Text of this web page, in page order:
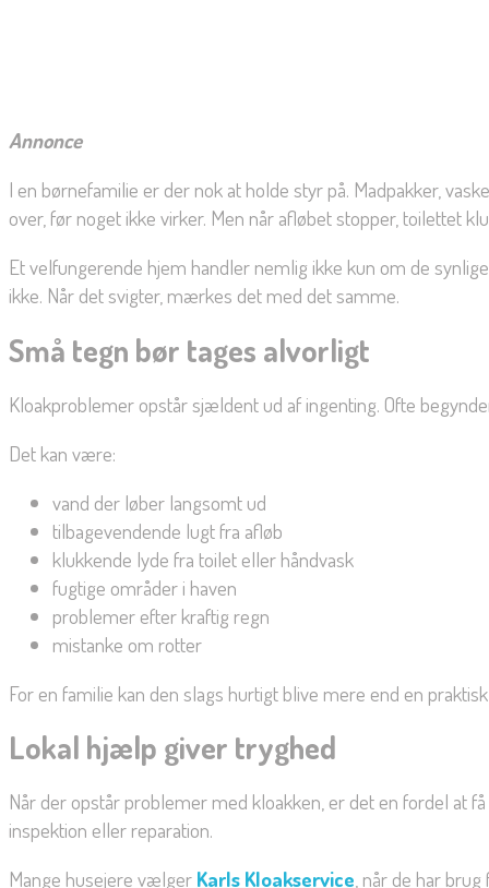
Annonce
I en børnefamilie er der nok at holde styr på. Madpakker,
over, før noget ikke virker. Men når afløbet stopper, toilettet
Et velfungerende hjem handler nemlig ikke kun om de
ikke. Når det svigter, mærkes det med det samme.
Små tegn bør tages alvorligt
Kloakproblemer opstår sjældent ud af ingenting. Ofte
Det kan være:
vand der løber langsomt ud
tilbagevendende lugt fra afløb
klukkende lyde fra toilet eller håndvask
fugtige områder i haven
problemer efter kraftig regn
mistanke om rotter
For en familie kan den slags hurtigt blive mere end en
Lokal hjælp giver tryghed
Når der opstår problemer med kloakken, er det en fordel at
inspektion eller reparation.
Mange husejere vælger Karls Kloakservice , når de har